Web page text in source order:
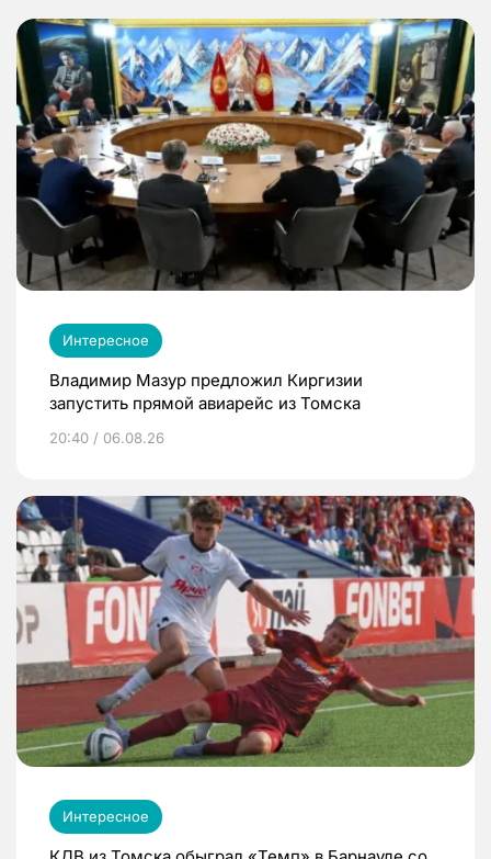
Интересное
Владимир Мазур предложил Киргизии
запустить прямой авиарейс из Томска
20:40 / 06.08.26
Интересное